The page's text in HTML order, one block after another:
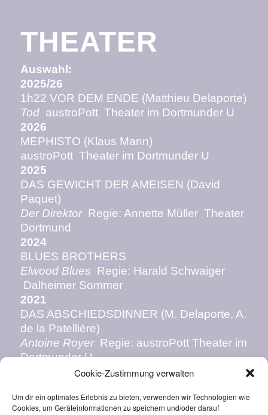
Cookie-Zustimmung verwalten
Um dir ein optimales Erlebnis zu bieten, verwenden wir Technologien wie
Cookies, um Geräteinformationen zu speichern und/oder darauf
THEATER
Auswahl:
2025/26
1h22 VOR DEM ENDE (Matthieu Delaporte)
TodaustroPott Theater im Dortmunder U
2026
MEPHISTO (Klaus Mann)
austroPott Theater im Dortmunder U
2025
DAS GEWICHT DER AMEISEN (David
Paquet)
Der DirektorRegie: Annette Müller Theater
Dortmund
2024
BLUES BROTHERS
Elwood Blues Regie: Harald Schwaiger
Dalheimer Sommer
2021
DAS ABSCHIEDSDINNER (M. Delaporte, A.
de la Patellière)
Antoine Royer Regie: austroPott Theater im
Dortmunder U
Engagements:
Schauspiel Dortmund
Düsseldorfer Schauspielhaus